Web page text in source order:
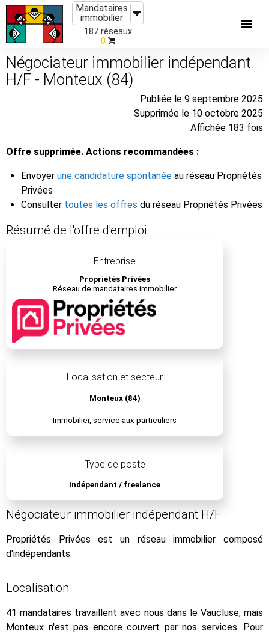
Mandataires
immobilier
187 réseaux
0
Négociateur immobilier indépendant
H/F - Monteux (84)
Publiée le 9 septembre 2025
Supprimée le 10 octobre 2025
Affichée 183 fois
Offre supprimée. Actions recommandées :
Envoyer une candidature spontanée au réseau Propriétés
Privées
Consulter toutes les offres du réseau Propriétés Privées
Résumé de l'offre d'emploi
Entreprise
Propriétés Privées
Réseau de mandataires immobilier
Localisation et secteur
Monteux (84)
Immobilier, service aux particuliers
Type de poste
Indépendant / freelance
Négociateur immobilier indépendant H/F
Propriétés Privées est un réseau immobilier composé
d'indépendants.
Localisation
41 mandataires travaillent avec nous dans le Vaucluse, mais
Monteux n'est pas encore couvert par nos services. Pour